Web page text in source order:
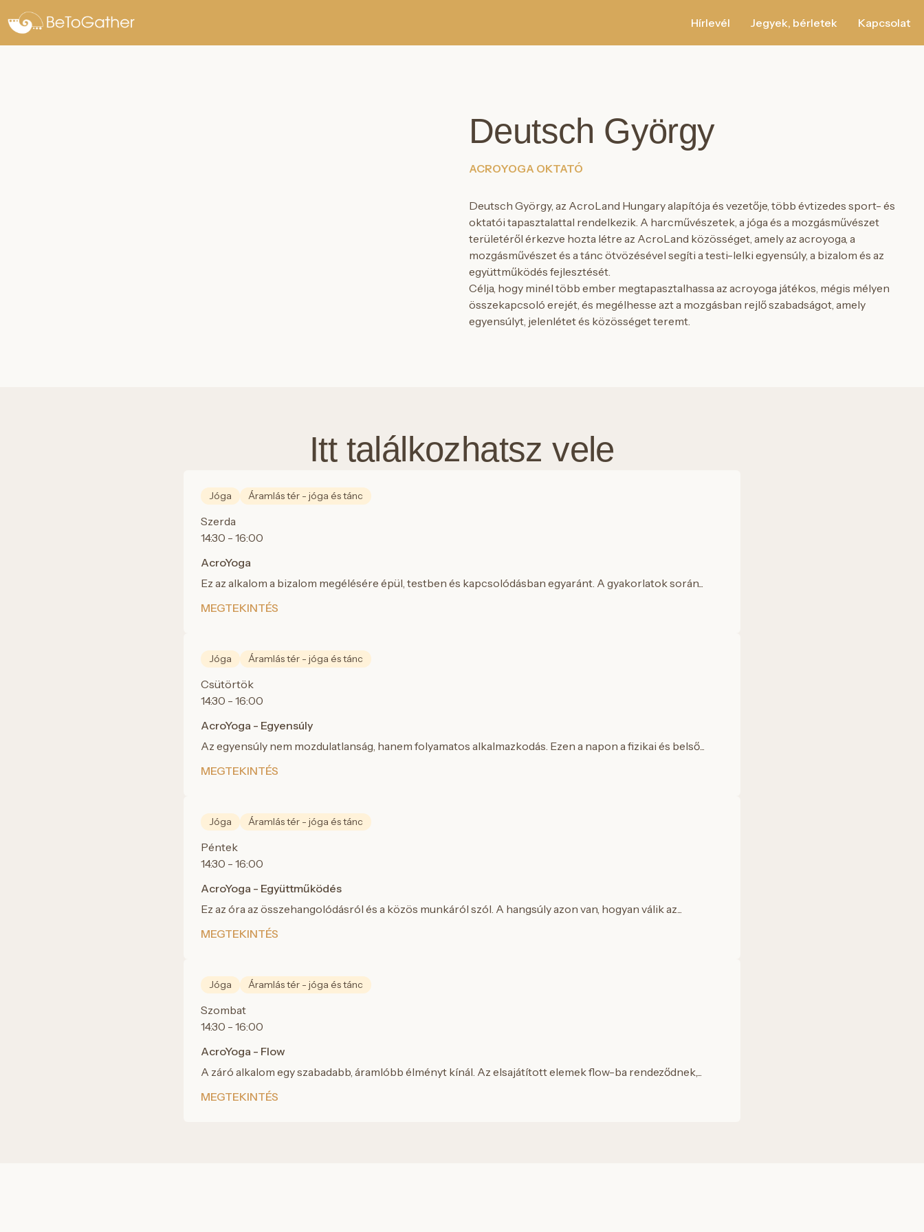
Hírlevél Jegyek, bérletek Kapcsolat
Deutsch György
ACROYOGA OKTATÓ
Deutsch György, az AcroLand Hungary alapítója és vezetője, több évtizedes sport- és
oktatói tapasztalattal rendelkezik. A harcművészetek, a jóga és a mozgásművészet
területéről érkezve hozta létre az AcroLand közösséget, amely az acroyoga, a
mozgásművészet és a tánc ötvözésével segíti a testi-lelki egyensúly, a bizalom és az
együttműködés fejlesztését.
Célja, hogy minél több ember megtapasztalhassa az acroyoga játékos, mégis mélyen
összekapcsoló erejét, és megélhesse azt a mozgásban rejlő szabadságot, amely
egyensúlyt, jelenlétet és közösséget teremt.
Itt találkozhatsz vele
Jóga Áramlás tér - jóga és tánc
Szerda
14:30 - 16:00
AcroYoga
Ez az alkalom a bizalom megélésére épül, testben és kapcsolódásban egyaránt. A gyakorlatok során...
MEGTEKINTÉS
Jóga Áramlás tér - jóga és tánc
Csütörtök
14:30 - 16:00
AcroYoga - Egyensúly
Az egyensúly nem mozdulatlanság, hanem folyamatos alkalmazkodás. Ezen a napon a fizikai és belső...
MEGTEKINTÉS
Jóga Áramlás tér - jóga és tánc
Péntek
14:30 - 16:00
AcroYoga - Együttműködés
Ez az óra az összehangolódásról és a közös munkáról szól. A hangsúly azon van, hogyan válik az...
MEGTEKINTÉS
Jóga Áramlás tér - jóga és tánc
Szombat
14:30 - 16:00
AcroYoga - Flow
A záró alkalom egy szabadabb, áramlóbb élményt kínál. Az elsajátított elemek flow-ba rendeződnek,...
MEGTEKINTÉS